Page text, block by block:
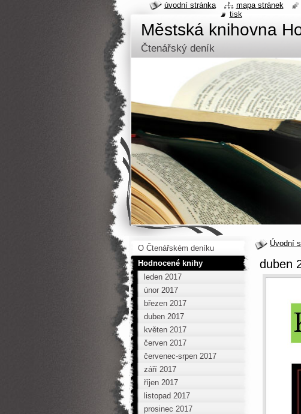
Městská knihovna
Čtenářský deník
Úvodní
duben
O Čtenářském deníku
Hodnocené knihy
leden 2017
únor 2017
březen 2017
duben 2017
květen 2017
červen 2017
červenec-srpen 2017
září 2017
říjen 2017
listopad 2017
prosinec 2017
úvodní stránka mapa stránek
tisk